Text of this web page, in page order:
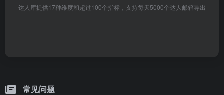
达人库提供17种维度和超过100个指标，支持每天5000个达人邮箱导出
常见问题